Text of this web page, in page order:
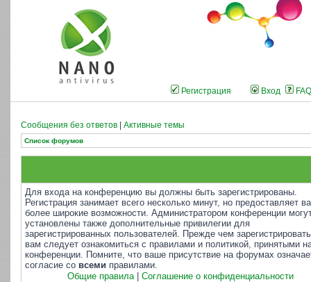
Регистрация Вход FAQ
Сообщения без ответов Активные темы
Список форумов
Для входа на конференцию вы должны быть зарегистрированы.
Регистрация занимает всего несколько минут, но предоставляет
более широкие возможности. Администратором конференции
установлены также дополнительные привилегии для
зарегистрированных пользователей. Прежде чем
вам следует ознакомиться с правилами и политикой, принятыми
конференции. Помните, что ваше присутствие на форумах
согласие со всеми правилами.
Общие правила| Соглашение о конфиденциальности